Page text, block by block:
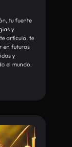
tu fuente
y
artículo, te
en futuros
y
el mundo.